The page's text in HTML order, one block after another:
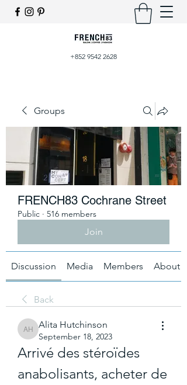
+852 9542 2628
Groups
FRENCH83 Cochrane Street
Public · 516 members
Join
Discussion Media Members About
Back
Alita Hutchinson
Alita Hutchinson
September 18, 2023
Arrivé des stéroïdes
anabolisants, acheter de